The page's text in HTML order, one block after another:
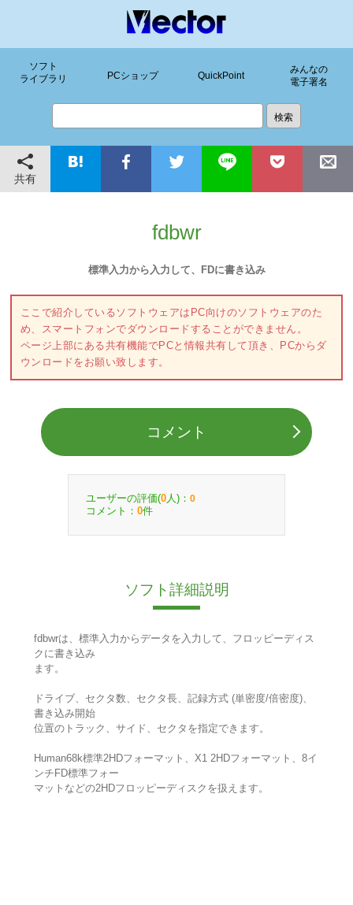
ソフト
ライブラリ
PCショップ QuickPoint
みんなの
電子署名
共有
fdbwr
標準入力から入力して、FDに書き込み
ここで紹介しているソフトウェアはPC向けのソフトウェアのた
め、スマートフォンでダウンロードすることができません。
ページ上部にある共有機能でPCと情報共有して頂き、PCからダ
ウンロードをお願い致します。
コメント
ユーザーの評価(0 人)： 0
コメント： 0件
ソフト詳細説明
fdbwrは、標準入力からデータを入力して、フロッピーディス
クに書き込み
ます。
ドライブ、セクタ数、セクタ長、記録方式 (単密度/倍密度)、
書き込み開始
位置のトラック、サイド、セクタを指定できます。
Human68k標準2HDフォーマット、X1 2HDフォーマット、8イ
ンチFD標準フォー
マットなどの2HDフロッピーディスクを扱えます。